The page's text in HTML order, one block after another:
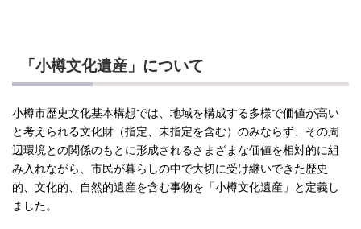
「小樽文化遺産」について
小樽市歴史文化基本構想では、地域を構成する多様で価値が高い
と考えられる文化財（指定、未指定を含む）のみならず、その周
辺環境との関係のもとに形成されるさまざまな価値を相対的に組
み入れながら、市民が暮らしの中で大切に受け継いできた歴史
的、文化的、自然的遺産を含む事物を「小樽文化遺産」と定義し
ました。